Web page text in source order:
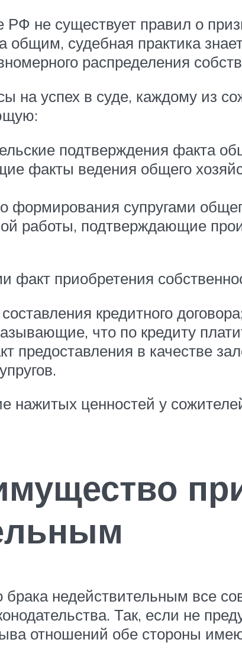
РФ не существует правил о
общим, судебная практика
распределения
на успех в суде, каждому из
подтверждения факта
факты ведения общего
формирования супругами
работы, подтверждающие
приобретения
кредитного договора;
что по кредиту
предоставления в качестве
нажитых ценностей у
недействительным все
Так, если не
отношений обе стороны